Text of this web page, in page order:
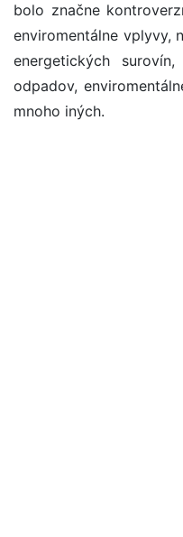
bolo značne
enviromentálne vplyvy,
energetických
odpadov,
mnoho iných.